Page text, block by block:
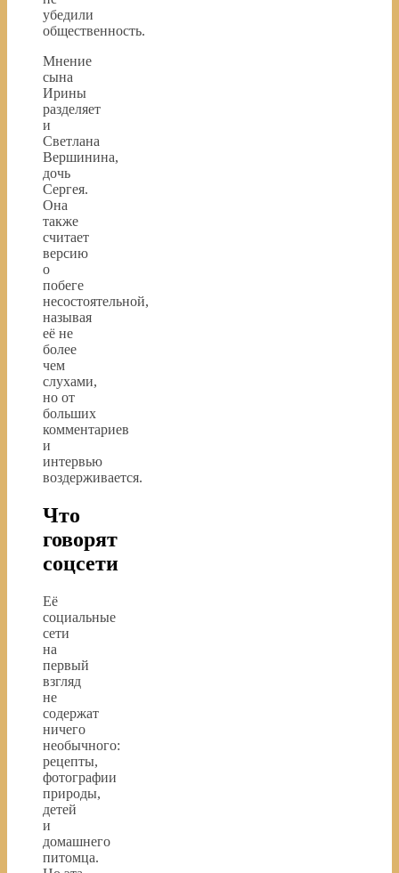
убедили
общественность.
Мнение
сына
Ирины
разделяет
и
Светлана
Вершинина,
дочь
Сергея.
Она
также
считает
версию
о
побеге
несостоятельной,
называя
её не
более
чем
слухами,
но от
больших
комментариев
и
интервью
воздерживается.
Что
говорят
соцсети
Её
социальные
сети
на
первый
взгляд
не
содержат
ничего
необычного:
рецепты,
фотографии
природы,
детей
и
домашнего
питомца.